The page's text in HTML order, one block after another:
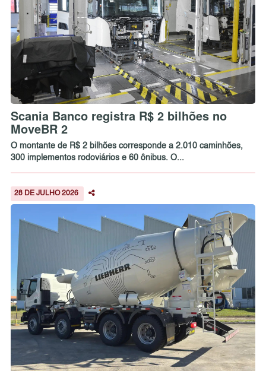
Scania Banco registra R$ 2 bilhões no
MoveBR 2
O montante de R$ 2 bilhões corresponde a 2.010 caminhões,
300 implementos rodoviários e 60 ônibus. O...
28 DE JULHO 2026